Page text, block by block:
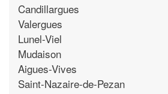
Candillargues
Valergues
Lunel-Viel
Mudaison
Aigues-Vives
Saint-Nazaire-de-Pezan